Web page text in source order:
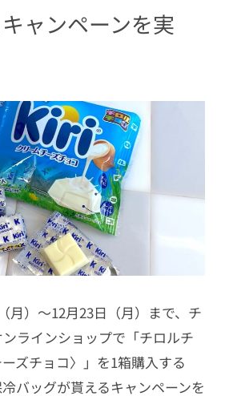
ャンペーンを実
月）〜12月23日（月）まで、チ
ラインショップで「チロルチ
ズチョコ〉」を1箱購入する
バッグが貰えるキャンペーンを